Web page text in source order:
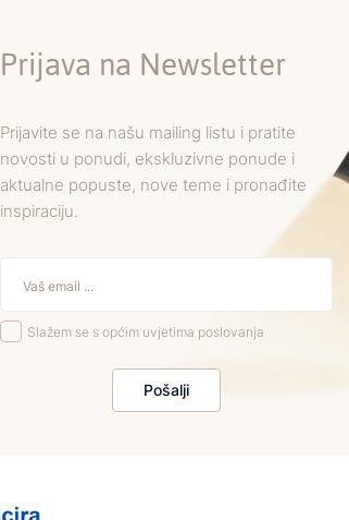
Prijava na Newsletter
Prijavite se na našu mailing listu i pratite
novosti u ponudi, ekskluzivne ponude i
aktualne popuste, nove teme i pronađite
inspiraciju.
Slažem se s općim uvjetima poslovanja
Pošalji